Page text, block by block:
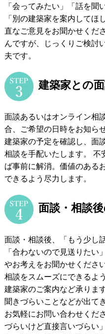
「会ってみたい」「話を聞
「別の建築家を案内してほ
直なご意見をお聞かせくださ
んですが、じっくりご検討
夫です。
建築家との
面談あるいはオンライン相
合、ご希望の日時をお知ら
建築家の予定を確認し、面
相談を手配いたします。
不
ば事前に解消。価値のある
できるよう尽力します。
面談・相談
面談・相談後、「もう少し
「合わないので見送りたい
やお考えをお聞かせくださ
相談をスムーズにできるよ
建築家のご案内など承ります
聞きづらいことなどが出て
お気軽にお問い合わせくださ
づらいけど直接言いづらい